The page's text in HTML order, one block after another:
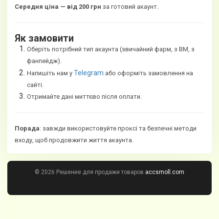
Середня ціна — від 200 грн за готовий акаунт.
Як замовити
Оберіть потрібний тип акаунта (звичайний фарм, з BM, з
фанпейдж).
Напишіть нам у Telegram або оформіть замовлення на
сайті.
Отримайте дані миттєво після оплати.
Порада: завжди використовуйте проксі та безпечні методи
входу, щоб продовжити життя акаунта.
© 2026 Решение для продажи товаров accsmoll.com